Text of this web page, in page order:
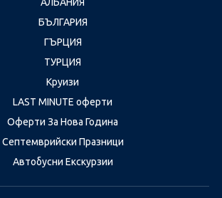
БЪЛГАРИЯ
ГЪРЦИЯ
ТУРЦИЯ
Круизи
LAST MINUTE оферти
Оферти За Нова Година
Септемврийски Празници
Автобусни Екскурзии